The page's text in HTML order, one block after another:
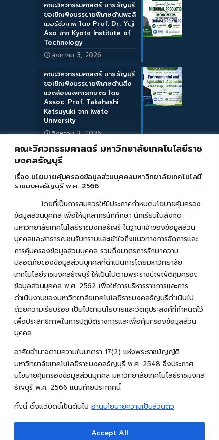
คณะวิศวกรรมศาสตร์ มหาวิทยาลัยเทคโนโลยีราช
มงคลธัญบุรี
เรื่อง นโยบายคุ้มครองข้อมูลส่วนบุคคลมหาวิทยาลัยเทคโนโลยี
ราชมงคลธัญบุรี พ.ศ. 2566
โดยที่เป็นการสมควรให้มีประกาศกำหนดนโยบายคุ้มครอง
ข้อมูลส่วนบุคคล เพื่อให้บุคลากรนักศึกษา นักเรียนในสังกัด
มหาวิทยาลัยเทคโนโลยีราชมงคลธัญรี ในฐานะเจ้าของข้อมูลส่วน
บุคคลและสาธารณชนรับทราบและเข้าใจถึงแนวทางการจัดการและ
การคุ้มครองข้อมูลส่วนบุคคล รวมถึงมาตรการรักษาความ
ปลอดภัยของข้อมูลส่วนบุคคลที่ดำเนินการโดยมหาวิทยาลัย
เทคโนโลยีราชมงคลธัญบุรี ให้เป็นไปตามพระราชบัญญัติคุ้มครอง
ข้อมูลส่วนบุคคล พ.ศ. 2562 เพื่อให้การบริหารราชการและการ
ดำเนินงานของมหาวิทยาลัยเทคโนโลยีราชมงคลธัญบุรีดำเนินไป
ด้วยความเรียบร้อย เป็นไปตามนโยบายและวัตถุประสงค์ที่กำหนดไว้
เพื่อประสิทธิภาพในการปฏิบัติราชการและเพื่อคุ้มครองข้อมูลส่วน
บุคคล
อาศัยอำนาจตามความในมาตรา 17(2) แห่งพระราชบัญญัติ
มหาวิทยาลัยเทคโนโลยีราชมงคลธัญบุรี พ.ศ. 2548 จึงประกาศ
นโยบายคุ้มครองข้อมูลส่วนบุคคล มหาวิทยาลัยเทคโนโลยีราชมงคล
ธัญบุรี พ.ศ. 2566 แนบท้ายประกาศนี้
ทั้งนี้ ตั้งแต่บัดนี้เป็นต้นไป อ่านนโยบายความเป็นส่วนตัว
Accept All
คณะวิศวกรรมศาสตร์ มทร.ธัญบุรี
ขอเชิญฟังบรรยายพิเศษด้านพอลิ
เมอร์ชีวภาพ โดย Prof. Dr. Yuji
Aso จาก Kyoto Institute of
Technology
สิงหาคม 3, 2026
คณะวิศวกรรมศาสตร์ มทร.ธัญบุรี
ขอเชิญฟังบรรยายพิเศษด้านสิ่ง
แวดล้อมและการเกษตร โดย
Assoc. Prof. Takahashi
Katsuyuki จาก Iwate
University
สิงหาคม 3, 2026